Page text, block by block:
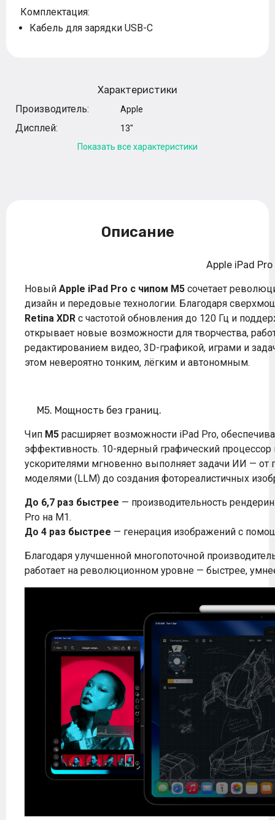
Комплектация:
Кабель для зарядки USB-C
Характеристики
Производитель:
Apple
Дисплей:
13"
Показать все характеристики
Описание
Apple iPad
Новый Apple iPad Pro с чипом M5 сочетает
дизайн и передовые технологии. Благодаря
Retina XDR с частотой обновления до 120 Гц и
открывает новые возможности для творчества,
редактированием видео, 3D-графикой, играми и
этом невероятно тонким, лёгким и автономным.
M5. Мощность без границ.
Чип M5 расширяет возможности iPad Pro,
эффективность. 10-ядерный графический
ускорителями мгновенно выполняет задачи ИИ —
моделями (LLM) до создания фотореалистичных
До 6,7 раз быстрее — производительность
Pro на M1.
До 4 раз быстрее — генерация изображений с
Благодаря улучшенной многопоточной
работает на революционном уровне — быстрее,